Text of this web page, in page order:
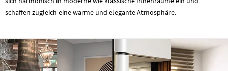
schaffen zugleich eine warme und elegante Atmosphäre.